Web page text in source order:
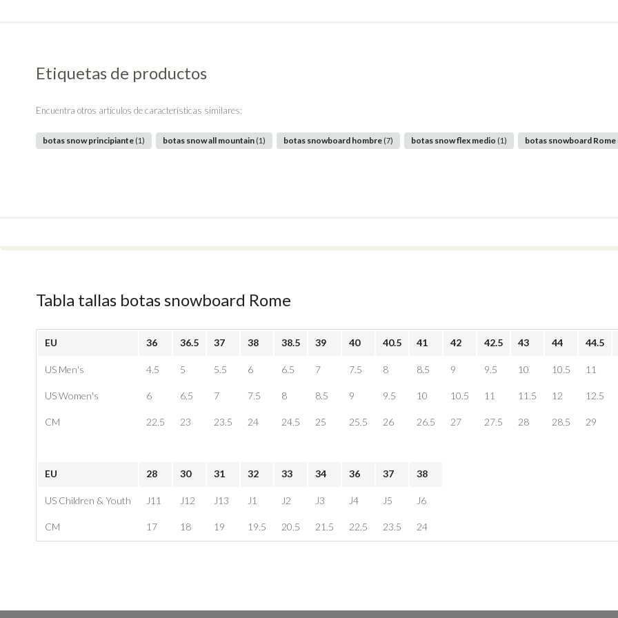
Etiquetas de productos
Encuentra otros artículos de características similares:
botas snow principiante (1) botas snow all mountain (1) botas snowboard hombre (7) botas snow flex medio (1) botas snowboard Rome
Tabla tallas botas snowboard Rome
EU 36 36.5 37 38 38.5 39 40 40.5 41 42 42.5 43 44 44.5
US Men's 4.5 5 5.5 6 6.5 7 7.5 8 8.5 9 9.5 10 10.5 11
US Women's 6 6.5 7 7.5 8 8.5 9 9.5 10 10.5 11 11.5 12 12.5
CM 22.5 23 23.5 24 24.5 25 25.5 26 26.5 27 27.5 28 28.5 29
EU 28 30 31 32 33 34 36 37 38
US Children & Youth J11 J12 J13 J1 J2 J3 J4 J5 J6
CM 17 18 19 19.5 20.5 21.5 22.5 23.5 24